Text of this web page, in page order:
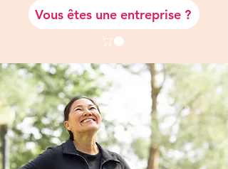
Vous êtes une entreprise ?